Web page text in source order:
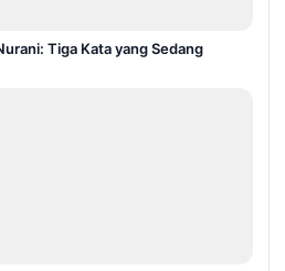
Tiga Kata yang Sedang